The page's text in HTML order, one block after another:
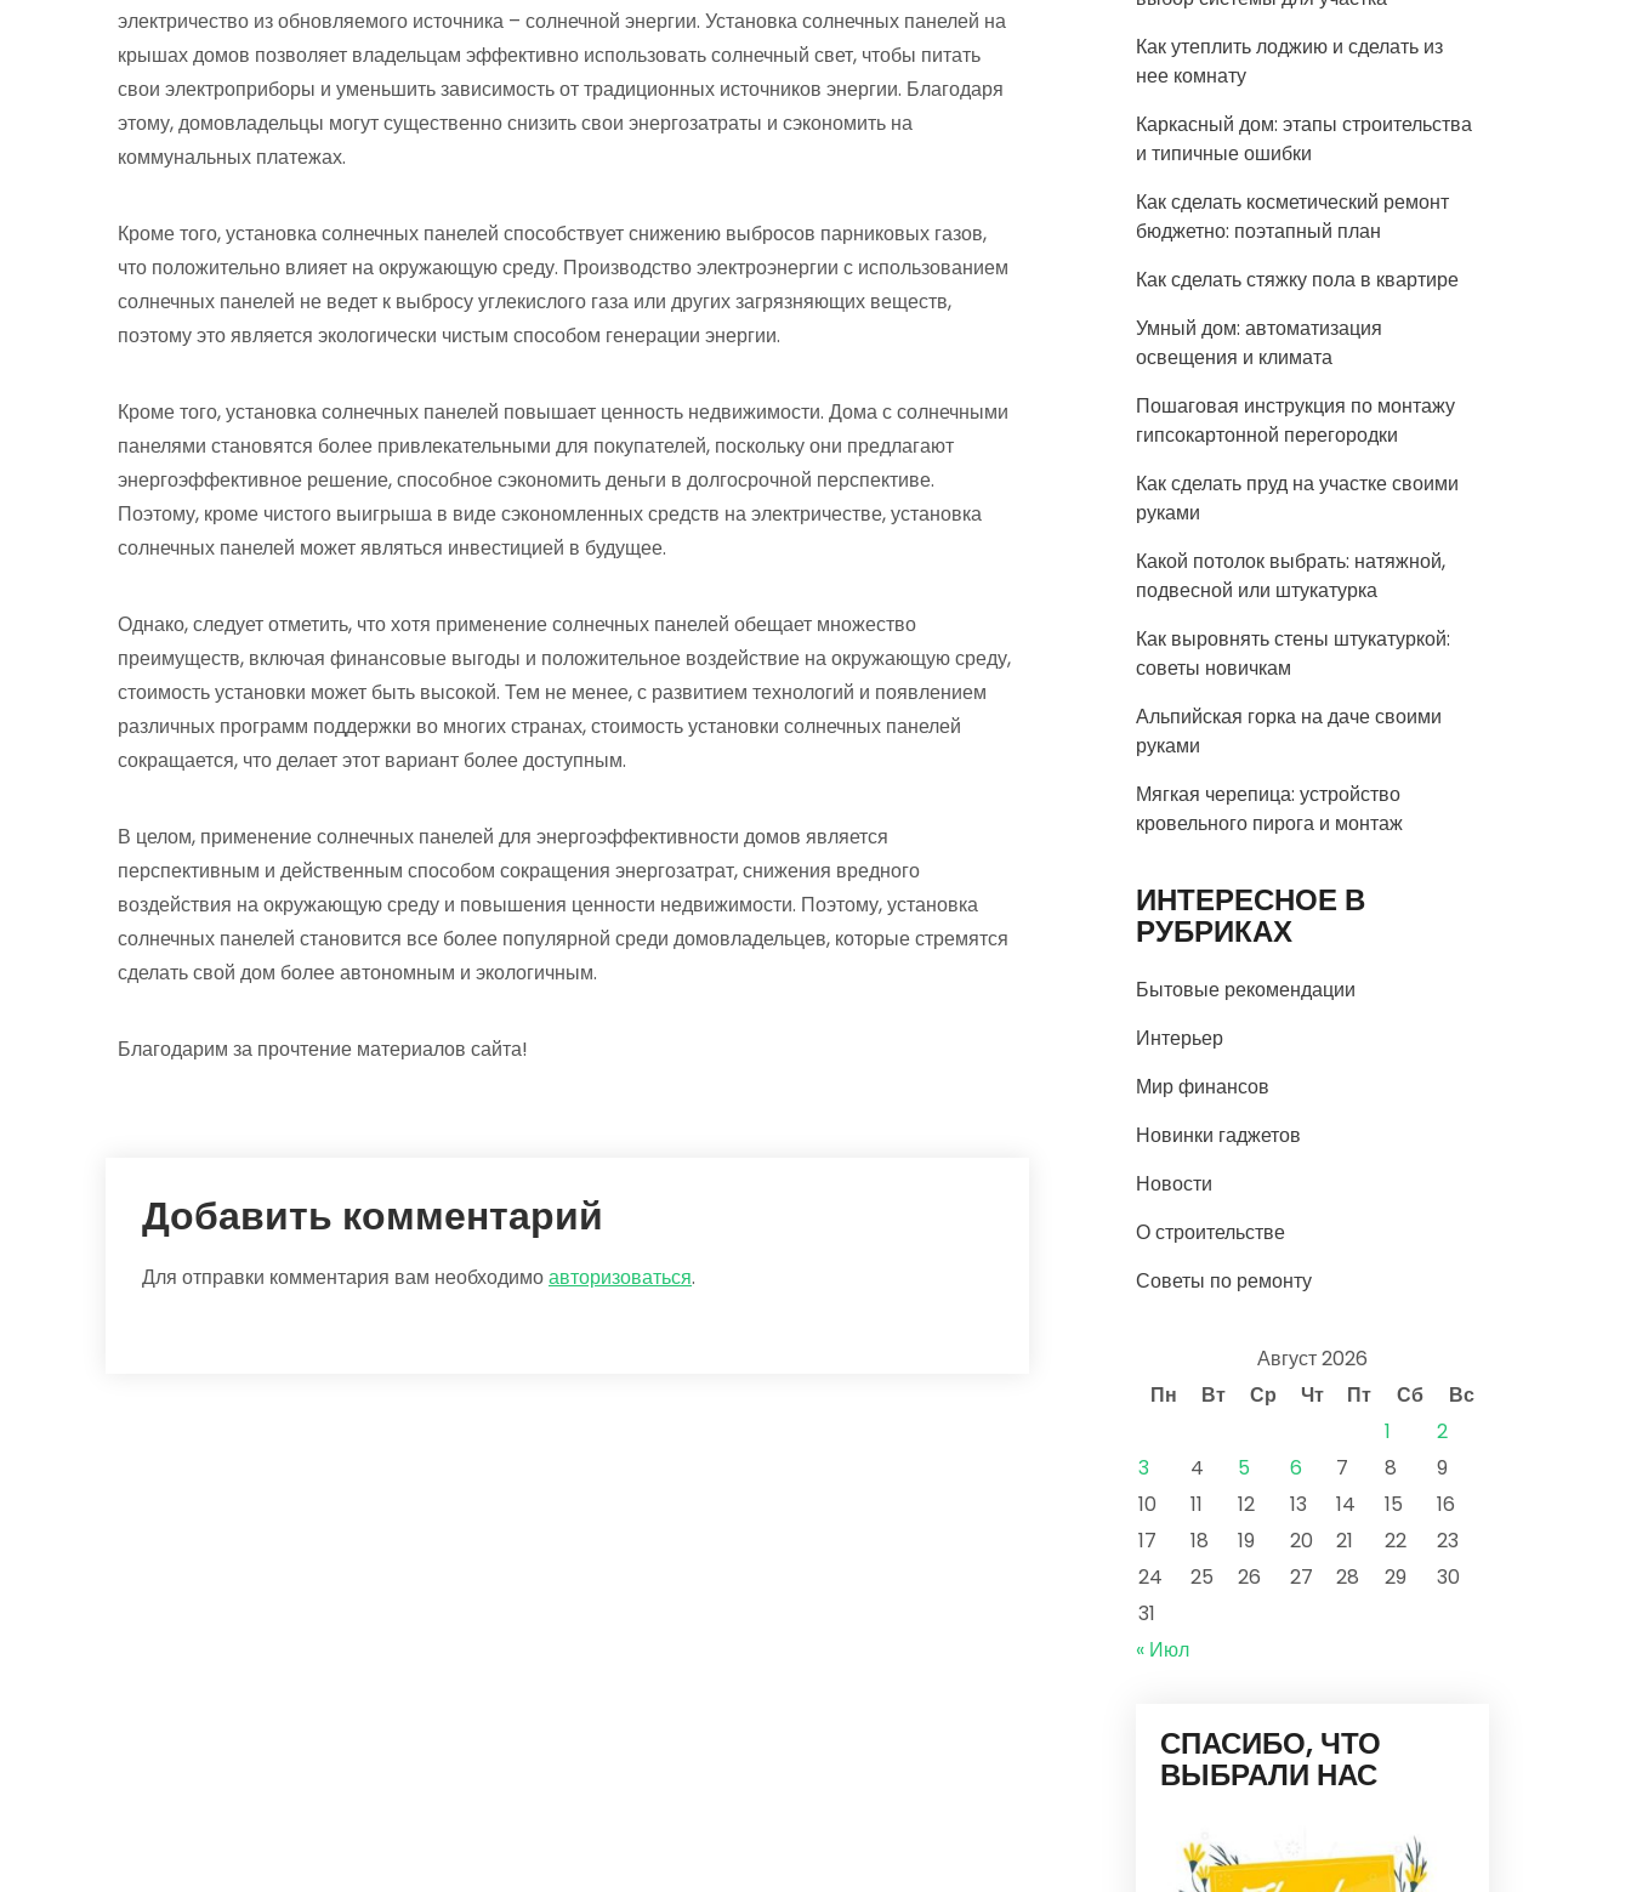
электричество из обновляемого источника – солнечной энергии. Установка солнечных панелей на
крышах домов позволяет владельцам эффективно использовать солнечный свет, чтобы питать
свои электроприборы и уменьшить зависимость от традиционных источников энергии. Благодаря
этому, домовладельцы могут существенно снизить свои энергозатраты и сэкономить на
коммунальных платежах.
Кроме того, установка солнечных панелей способствует снижению выбросов парниковых газов,
что положительно влияет на окружающую среду. Производство электроэнергии с использованием
солнечных панелей не ведет к выбросу углекислого газа или других загрязняющих веществ,
поэтому это является экологически чистым способом генерации энергии.
Кроме того, установка солнечных панелей повышает ценность недвижимости. Дома с солнечными
панелями становятся более привлекательными для покупателей, поскольку они предлагают
энергоэффективное решение, способное сэкономить деньги в долгосрочной перспективе.
Поэтому, кроме чистого выигрыша в виде сэкономленных средств на электричестве, установка
солнечных панелей может являться инвестицией в будущее.
Однако, следует отметить, что хотя применение солнечных панелей обещает множество
преимуществ, включая финансовые выгоды и положительное воздействие на окружающую среду,
стоимость установки может быть высокой. Тем не менее, с развитием технологий и появлением
различных программ поддержки во многих странах, стоимость установки солнечных панелей
сокращается, что делает этот вариант более доступным.
В целом, применение солнечных панелей для энергоэффективности домов является
перспективным и действенным способом сокращения энергозатрат, снижения вредного
воздействия на окружающую среду и повышения ценности недвижимости. Поэтому, установка
солнечных панелей становится все более популярной среди домовладельцев, которые стремятся
сделать свой дом более автономным и экологичным.
Благодарим за прочтение материалов сайта!
Добавить комментарий
Для отправки комментария вам необходимоавторизоваться.
Как утеплить лоджию и сделать из
нее комнату
Каркасный дом: этапы строительства
и типичные ошибки
Как сделать косметический ремонт
бюджетно: поэтапный план
Как сделать стяжку пола в квартире
Умный дом: автоматизация
освещения и климата
Пошаговая инструкция по монтажу
гипсокартонной перегородки
Как сделать пруд на участке своими
руками
Какой потолок выбрать: натяжной,
подвесной или штукатурка
Как выровнять стены штукатуркой:
советы новичкам
Альпийская горка на даче своими
руками
Мягкая черепица: устройство
кровельного пирога и монтаж
ИНТЕРЕСНОЕ В
РУБРИКАХ
Бытовые рекомендации
Интерьер
Мир финансов
Новинки гаджетов
Новости
О строительстве
Советы по ремонту
Август 2026
Пн
Вт Ср Чт Пт Сб
Вс
1
2
3
4 5 6 7 8
9
10
11 12 13 14 15
16
17
18 19 20 21 22
23
24
25 26 27 28 29
30
31
« Июл
СПАСИБО, ЧТО
ВЫБРАЛИ НАС